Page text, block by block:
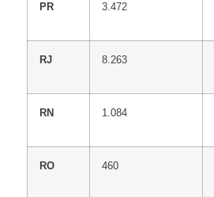
PR 3.472
RJ 8.263
RN 1.084
RO 460